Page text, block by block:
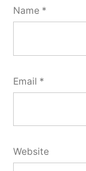
Name *
Email *
Website